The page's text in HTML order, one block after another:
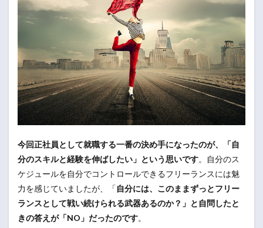
今回正社員として就職する一番の決め手になったのが、「自
分のスキルと経験を伸ばしたい」という思いです。自分のス
ケジュールを自分でコントロールできるフリーランスには魅
力を感じていましたが、「自分には、このままずっとフリー
ランスとして戦い続けられる武器あるのか？」と自問したと
きの答えが「NO」だったのです。